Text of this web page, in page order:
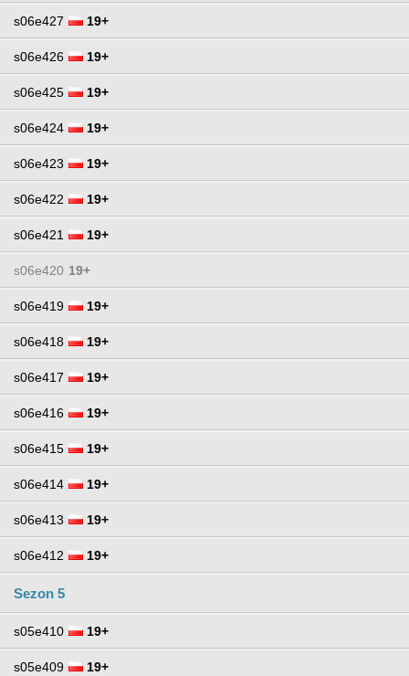
s06e427 19+
s06e426 19+
s06e425 19+
s06e424 19+
s06e423 19+
s06e422 19+
s06e421 19+
s06e420 19+
s06e419 19+
s06e418 19+
s06e417 19+
s06e416 19+
s06e415 19+
s06e414 19+
s06e413 19+
s06e412 19+
Sezon 5
s05e410 19+
s05e409 19+